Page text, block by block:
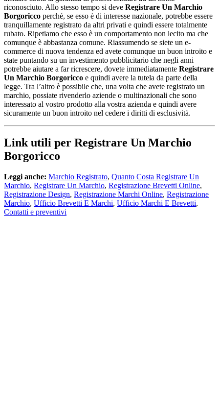
riconosciuto. Allo stesso tempo si deve Registrare Un Marchio
Borgoricco perché, se esso è di interesse nazionale, potrebbe essere
tranquillamente registrato da altri privati e quindi essere totalmente
rubato. Ripetiamo che esso è un comportamento non lecito ma che
comunque è abbastanza comune. Riassumendo se siete un e-
commerce di nuova tendenza ed avete comunque un buon introito e
state puntando su un investimento pubblicitario che negli anni
potrebbe aiutare a far ricrescere, dovete immediatamente Registrare
Un Marchio Borgoricco e quindi avere la tutela da parte della
legge. Tra l’altro è possibile che, una volta che avete registrato un
marchio, possiate rivenderlo aziende o multinazionali che sono
interessato al vostro prodotto alla vostra azienda e quindi avere
sicuramente un buon introito nel cedere i diritti di esclusività.
Link utili per Registrare Un Marchio
Borgoricco
Leggi anche: Marchio Registrato, Quanto Costa Registrare Un
Marchio, Registrare Un Marchio, Registrazione Brevetti Online,
Registrazione Design, Registrazione Marchi Online, Registrazione
Marchio, Ufficio Brevetti E Marchi, Ufficio Marchi E Brevetti,
Contatti e preventivi